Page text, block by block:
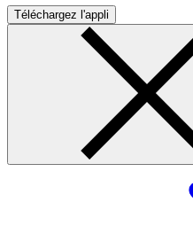
Téléchargez l'appli